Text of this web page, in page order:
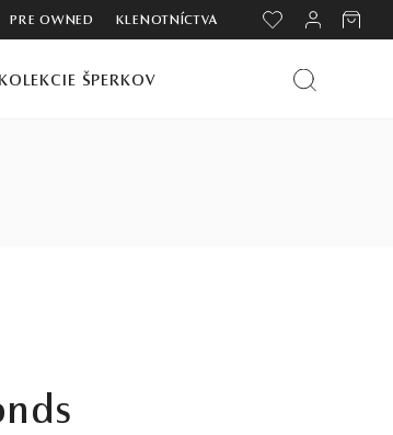
PRE OWNED KLENOTNÍCTVA
KOLEKCIE ŠPERKOV